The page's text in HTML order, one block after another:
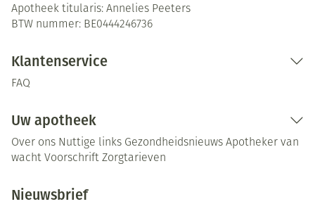
Apotheek titularis: Annelies Peeters
BTW nummer: BE0444246736
Klantenservice
FAQ
Uw apotheek
Over ons Nuttige links Gezondheidsnieuws Apotheker van
wacht Voorschrift Zorgtarieven
Nieuwsbrief